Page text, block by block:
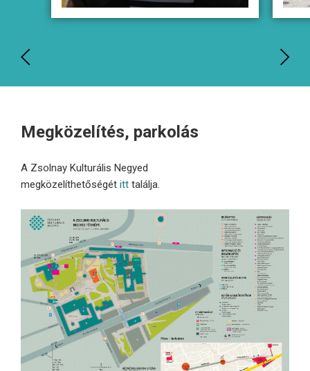
Megközelítés, parkolás
A Zsolnay Kulturális Negyed
megközelíthetőségét itt találja.